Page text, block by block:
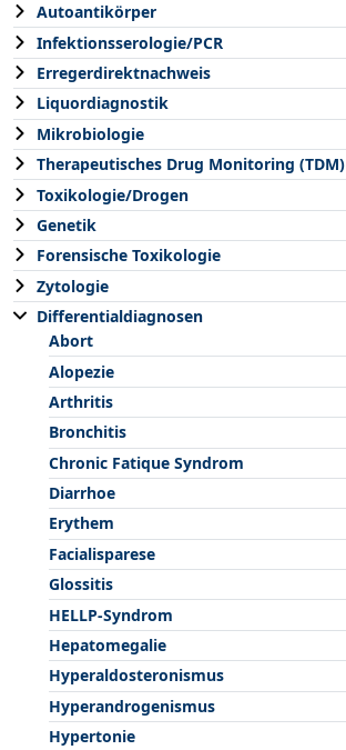
Autoantikörper
Infektionsserologie/PCR
Erregerdirektnachweis
Liquordiagnostik
Mikrobiologie
Therapeutisches Drug Monitoring (TDM)
Toxikologie/Drogen
Genetik
Forensische Toxikologie
Zytologie
Differentialdiagnosen
Abort
Alopezie
Arthritis
Bronchitis
Chronic Fatique Syndrom
Diarrhoe
Erythem
Facialisparese
Glossitis
HELLP-Syndrom
Hepatomegalie
Hyperaldosteronismus
Hyperandrogenismus
Hypertonie